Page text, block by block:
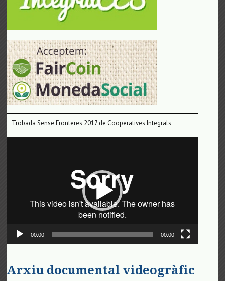
Trobada Sense Fronteres 2017 de Cooperatives Integrals
00:00 00:00
Arxiu documental videogràfic